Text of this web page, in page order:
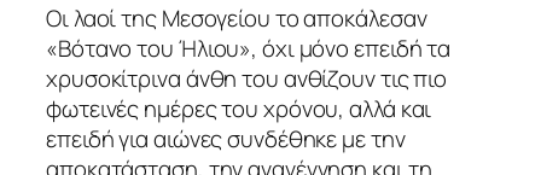
Οι λαοί της Μεσογείου το αποκάλεσαν
«Βότανο του Ήλιου», όχι μόνο επειδή τα
χρυσοκίτρινα άνθη του ανθίζουν τις πιο
φωτεινές ημέρες του χρόνου, αλλά και
επειδή για αιώνες συνδέθηκε με την
αποκατάσταση, την αναγέννηση και τη